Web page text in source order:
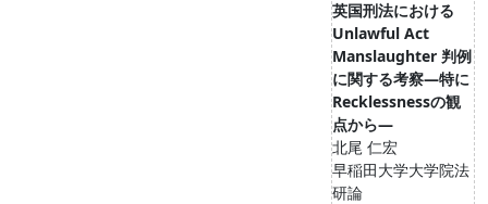
英国刑法における
Unlawful Act
Manslaughter 判例
に関する考察―特に
Recklessnessの観
点から―
北尾 仁宏
早稲田大学大学院法
研論